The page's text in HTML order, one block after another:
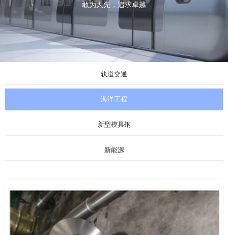
敢为人先，追求卓越
轨道交通
海洋工程
新型模具钢
新能源